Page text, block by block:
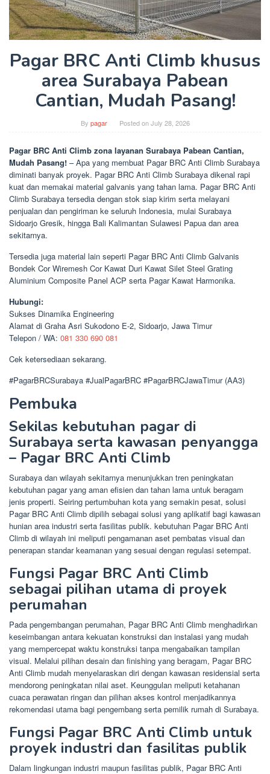
Pagar BRC Anti Climb khusus
area Surabaya Pabean
Cantian, Mudah Pasang!
By pagar Posted onJuly 28, 2026
Pagar BRC Anti Climb zona layanan Surabaya Pabean Cantian,
Mudah Pasang! – Apa yang membuat Pagar BRC Anti Climb Surabaya
diminati banyak proyek. Pagar BRC Anti Climb Surabaya dikenal rapi
kuat dan memakai material galvanis yang tahan lama. Pagar BRC Anti
Climb Surabaya tersedia dengan stok siap kirim serta melayani
penjualan dan pengiriman ke seluruh Indonesia, mulai Surabaya
Sidoarjo Gresik, hingga Bali Kalimantan Sulawesi Papua dan area
sekitarnya.
Tersedia juga material lain seperti Pagar BRC Anti Climb Galvanis
Bondek Cor Wiremesh Cor Kawat Duri Kawat Silet Steel Grating
Aluminium Composite Panel ACP serta Pagar Kawat Harmonika.
Hubungi:
Sukses Dinamika Engineering
Alamat di Graha Asri Sukodono E-2, Sidoarjo, Jawa Timur
Telepon / WA: 081 330 690 081
Cek ketersediaan sekarang.
#PagarBRCSurabaya #JualPagarBRC #PagarBRCJawaTimur (AA3)
Pembuka
Sekilas kebutuhan pagar di
Surabaya serta kawasan penyangga
– Pagar BRC Anti Climb
Surabaya dan wilayah sekitarnya menunjukkan tren peningkatan
kebutuhan pagar yang aman efisien dan tahan lama untuk beragam
jenis properti. Seiring pertumbuhan kota yang semakin pesat, solusi
Pagar BRC Anti Climb dipilih sebagai solusi yang aplikatif bagi kawasan
hunian area industri serta fasilitas publik. kebutuhan Pagar BRC Anti
Climb di wilayah ini meliputi pengamanan aset pembatas visual dan
penerapan standar keamanan yang sesuai dengan regulasi setempat.
Fungsi Pagar BRC Anti Climb
sebagai pilihan utama di proyek
perumahan
Pada pengembangan perumahan, Pagar BRC Anti Climb menghadirkan
keseimbangan antara kekuatan konstruksi dan instalasi yang mudah
yang mempercepat waktu konstruksi tanpa mengabaikan tampilan
visual. Melalui pilihan desain dan finishing yang beragam, Pagar BRC
Anti Climb mudah menyelaraskan diri dengan kawasan residensial serta
mendorong peningkatan nilai aset. Keunggulan meliputi ketahanan
cuaca perawatan ringan dan pilihan akses kontrol menjadikannya
rekomendasi utama bagi pengembang serta pemilik rumah di Surabaya.
Fungsi Pagar BRC Anti Climb untuk
proyek industri dan fasilitas publik
Dalam lingkungan industri maupun fasilitas publik, Pagar BRC Anti